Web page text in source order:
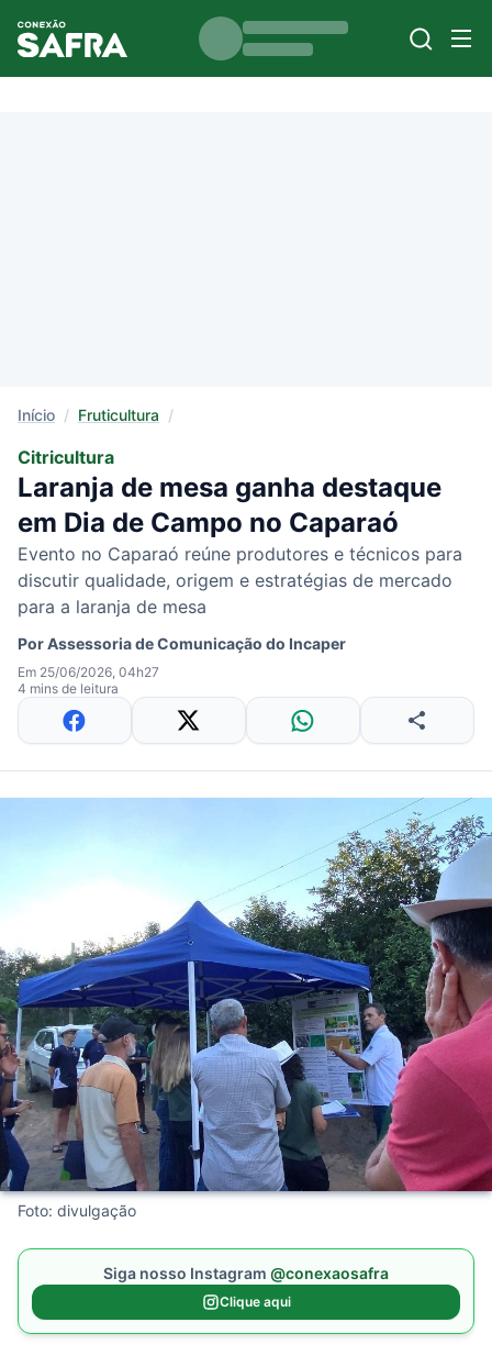
Início / Fruticultura /
Citricultura
Laranja de mesa ganha destaque
em Dia de Campo no Caparaó
Evento no Caparaó reúne produtores e técnicos para
discutir qualidade, origem e estratégias de mercado
para a laranja de mesa
PorAssessoria de Comunicação do Incaper
Em 25/06/2026, 04h27
4 mins de leitura
Foto: divulgação
Siga nosso Instagram @conexaosafra
Clique aqui